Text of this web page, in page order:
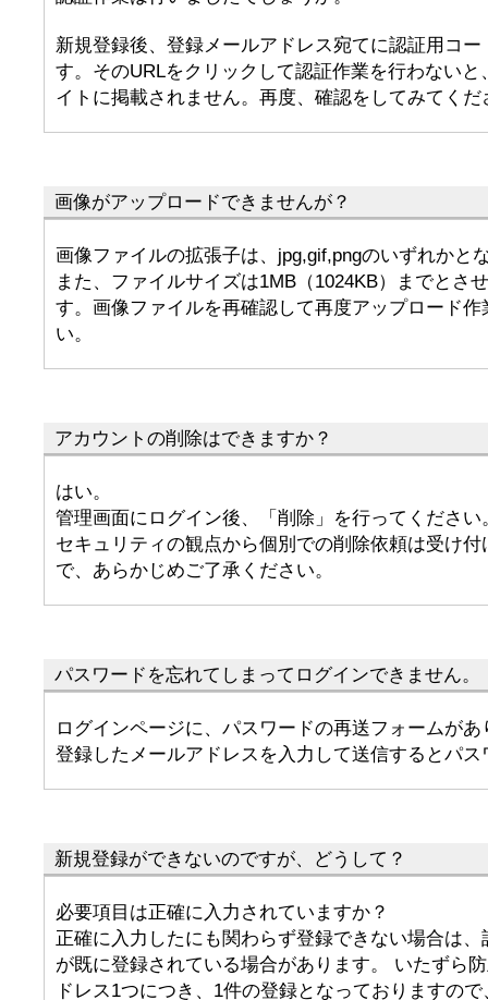
新規登録後、登録メールアドレス宛てに認証用コ
す。そのURLをクリックして認証作業を行わない
イトに掲載されません。再度、確認をしてみてくだ
画像がアップロードできませんが？
画像ファイルの拡張子は、jpg,gif,pngのいずれかと
また、ファイルサイズは1MB（1024KB）までとさ
す。画像ファイルを再確認して再度アップロード
い。
アカウントの削除はできますか？
はい。
管理画面にログイン後、「削除」を行ってください
セキュリティの観点から個別での削除依頼は受け
で、あらかじめご了承ください。
パスワードを忘れてしまってログインできません。
ログインページに、パスワードの再送フォームがあ
登録したメールアドレスを入力して送信するとパ
新規登録ができないのですが、どうして？
必要項目は正確に入力されていますか？
正確に入力したにも関わらず登録できない場合は
が既に登録されている場合があります。 いたずら
ドレス1つにつき、1件の登録となっておりますの